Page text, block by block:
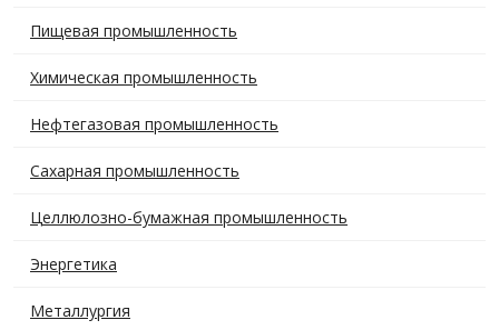
Пищевая промышленность
Химическая промышленность
Нефтегазовая промышленность
Сахарная промышленность
Целлюлозно-бумажная промышленность
Энергетика
Металлургия